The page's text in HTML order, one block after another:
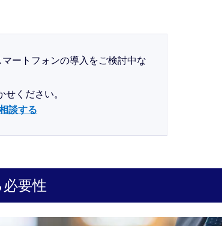
ートフォンの導入をご検討中な
せください。
談する
要性